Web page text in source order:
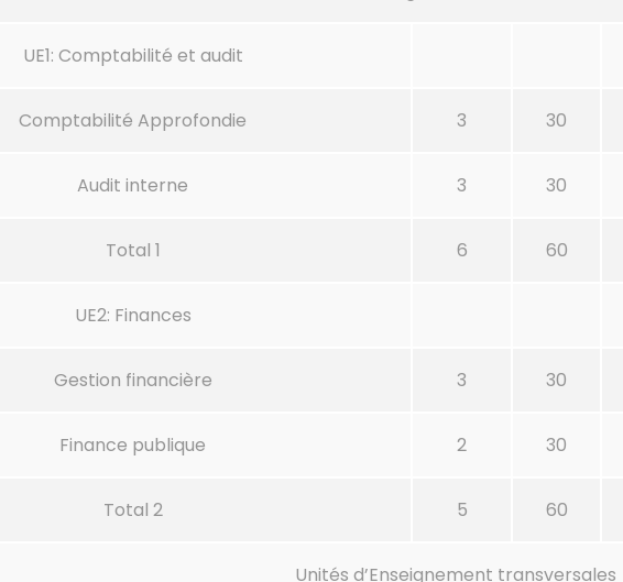
UE1: Comptabilité et audit
Comptabilité Approfondie 3 30
Audit interne 3 30
Total 1 6 60
UE2: Finances
Gestion financière 3 30
Finance publique 2 30
Total 2 5 60
Unités d’Enseignement transversales